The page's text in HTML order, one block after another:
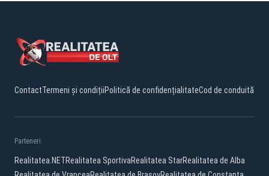
ContactTermeni și condițiiPolitică de confidențialitateCod de conduită
Parteneri:
Realitatea.NETRealitatea SportivaRealitatea StarRealitatea de Alba